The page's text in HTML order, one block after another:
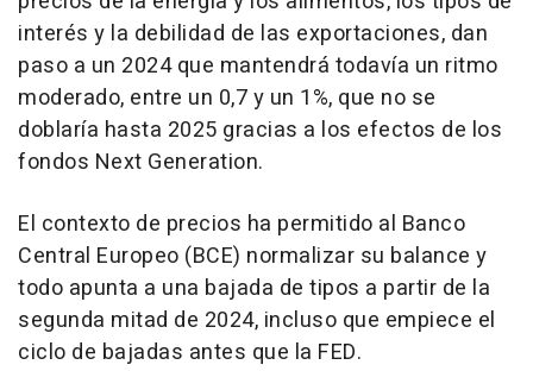
interés y la debilidad de las exportaciones, dan
paso a un 2024 que mantendrá todavía un ritmo
moderado, entre un 0,7 y un 1%, que no se
doblaría hasta 2025 gracias a los efectos de los
fondos Next Generation.
El contexto de precios ha permitido al Banco
Central Europeo (BCE) normalizar su balance y
todo apunta a una bajada de tipos a partir de la
segunda mitad de 2024, incluso que empiece el
ciclo de bajadas antes que la FED.